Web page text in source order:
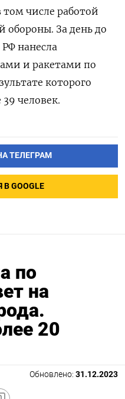
том числе работой
обороны. За день до
нанесла
и ракетами по
которого
человек.
ТЕЛЕГРАМ
GOOGLE
по
на
20
Обновлено: 31.12.2023